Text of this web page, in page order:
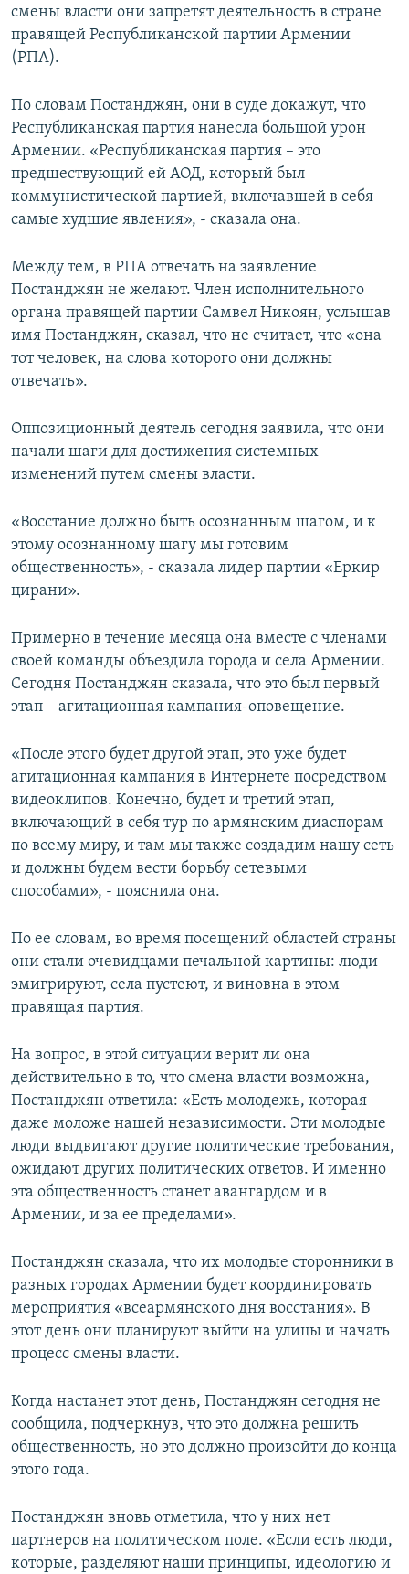
смены власти они запретят деятельность в стране
правящей Республиканской партии Армении
(РПА).
По словам Постанджян, они в суде докажут, что
Республиканская партия нанесла большой урон
Армении. «Республиканская партия – это
предшествующий ей АОД, который был
коммунистической партией, включавшей в себя
самые худшие явления», - сказала она.
Между тем, в РПА отвечать на заявление
Постанджян не желают. Член исполнительного
органа правящей партии Самвел Никоян, услышав
имя Постанджян, сказал, что не считает, что «она
тот человек, на слова которого они должны
отвечать».
Оппозиционный деятель сегодня заявила, что они
начали шаги для достижения системных
изменений путем смены власти.
«Восстание должно быть осознанным шагом, и к
этому осознанному шагу мы готовим
общественность», - сказала лидер партии «Еркир
цирани».
Примерно в течение месяца она вместе с членами
своей команды объездила города и села Армении.
Сегодня Постанджян сказала, что это был первый
этап – агитационная кампания-оповещение.
«После этого будет другой этап, это уже будет
агитационная кампания в Интернете посредством
видеоклипов. Конечно, будет и третий этап,
включающий в себя тур по армянским диаспорам
по всему миру, и там мы также создадим нашу сеть
и должны будем вести борьбу сетевыми
способами», - пояснила она.
По ее словам, во время посещений областей страны
они стали очевидцами печальной картины: люди
эмигрируют, села пустеют, и виновна в этом
правящая партия.
На вопрос, в этой ситуации верит ли она
действительно в то, что смена власти возможна,
Постанджян ответила: «Есть молодежь, которая
даже моложе нашей независимости. Эти молодые
люди выдвигают другие политические требования,
ожидают других политических ответов. И именно
эта общественность станет авангардом и в
Армении, и за ее пределами».
Постанджян сказала, что их молодые сторонники в
разных городах Армении будет координировать
мероприятия «всеармянского дня восстания». В
этот день они планируют выйти на улицы и начать
процесс смены власти.
Когда настанет этот день, Постанджян сегодня не
сообщила, подчеркнув, что это должна решить
общественность, но это должно произойти до конца
этого года.
Постанджян вновь отметила, что у них нет
партнеров на политическом поле. «Если есть люди,
которые, разделяют наши принципы, идеологию и